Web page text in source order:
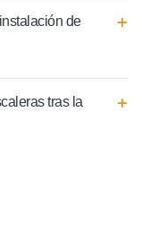
de
tras la